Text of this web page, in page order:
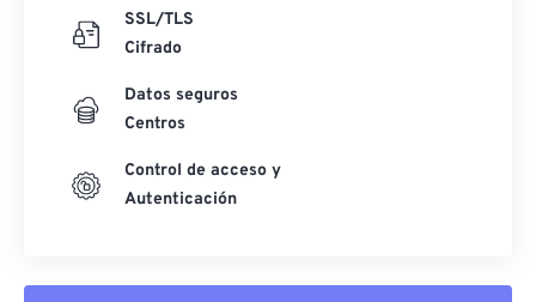
SSL/TLS
Cifrado
Datos seguros
Centros
Control de acceso y
Autenticación